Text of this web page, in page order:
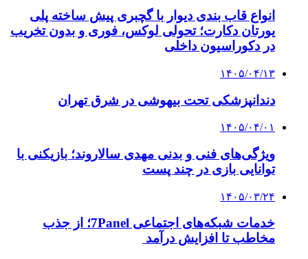
انواع قاب بندی دیوار با گچبری پیش ساخته پلی
یورتان دکارت؛ تحولی لوکس، فوری و بدون تخریب
در دکوراسیون داخلی
۱۴۰۵/۰۴/۱۳
دندانپزشکی تحت بیهوشی در شرق تهران
۱۴۰۵/۰۴/۰۱
ویژگی‌های فنی و بدنی مهدی سالاروند؛ بازیکنی با
توانایی بازی در چند پست
۱۴۰۵/۰۳/۲۴
خدمات شبکه‌های اجتماعی 7Panel؛ از جذب
مخاطب تا افزایش درآمد